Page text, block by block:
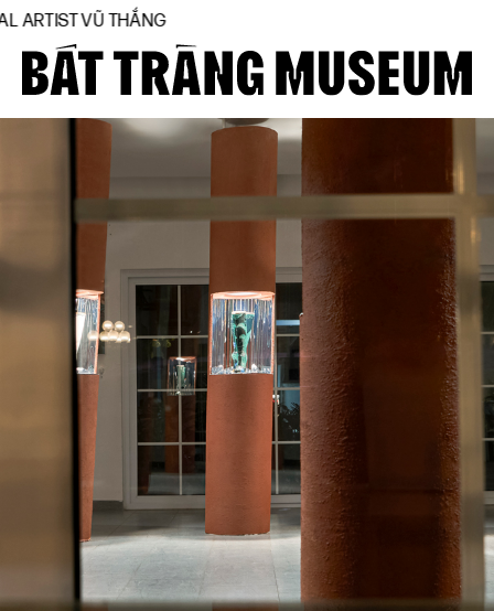
Trang chủ
Về bảo tàng
Hiện vật
BTMA
Tham quan
Journal
Tài trợ
Liên hệ
EN